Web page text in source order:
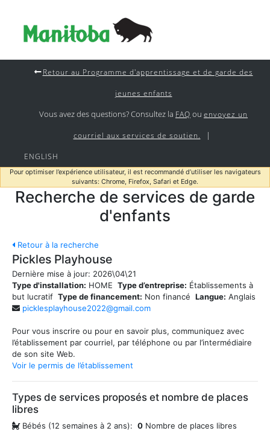
Retour au Programme d'apprentissage et de garde des
jeunes enfants
Vous avez des questions? Consultez la FAQ ou envoyez un
courriel aux services de soutien. |
ENGLISH
Pour optimiser l’expérience utilisateur, il est recommandé d’utiliser les navigateurs
suivants: Chrome, Firefox, Safari et Edge.
Recherche de services de garde
d'enfants
Retour à la recherche
Pickles Playhouse
Dernière mise à jour: 2026\04\21
Type d'installation: HOME Type d’entreprise: Établissements à
but lucratif Type de financement: Non financé Langue: Anglais
picklesplayhouse2022@gmail.com
Pour vous inscrire ou pour en savoir plus, communiquez avec
l’établissement par courriel, par téléphone ou par l’intermédiaire
de son site Web.
Voir le permis de l’établissement
Types de services proposés et nombre de places
libres
Bébés (12 semaines à 2 ans): 0 Nombre de places libres